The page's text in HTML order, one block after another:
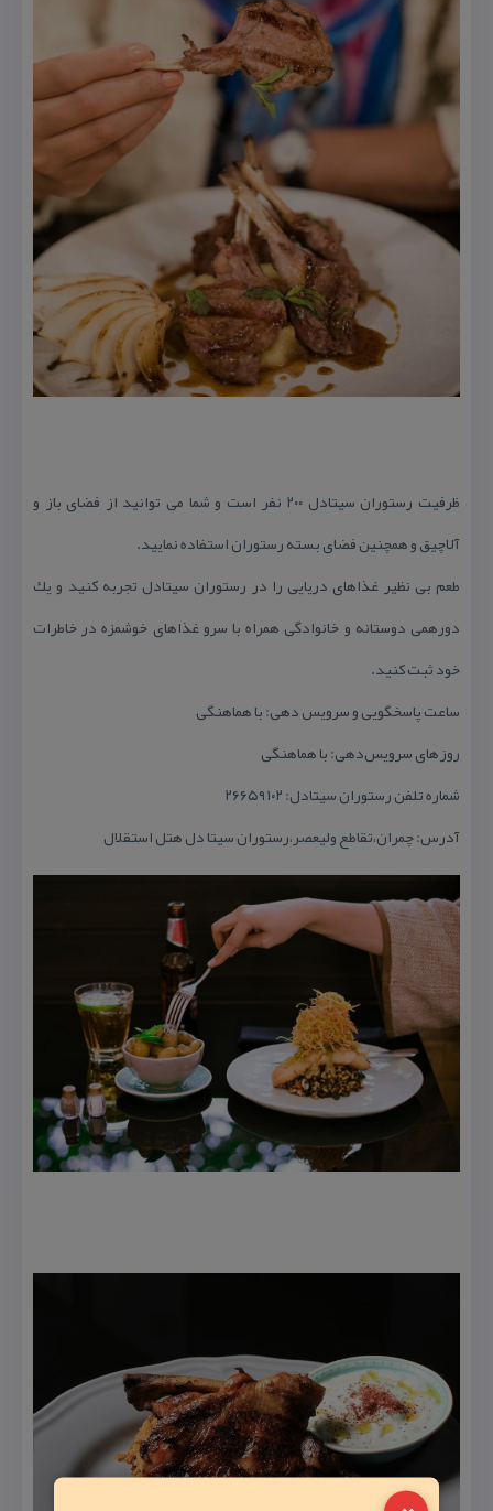
ظرفیت رستوران سیتادل ۲۰۰ نفر است و شما می توانید از فضای باز و
آلاچیق و همچنین فضای بسته رستوران استفاده نمایید.
طعم بی نظیر غذاهای دریایی را در رستوران سیتادل تجربه كنید و یك
دورهمی دوستانه و خانوادگی همراه با سرو غذاهای خوشمزه در خاطرات
خود ثبت كنید.
ساعت پاسخگویی و سرویس دهی: با هماهنگی
روزهای سرویس‌دهی: با هماهنگی
شماره تلفن رستوران سیتادل: ۲۶۶۵۹۱۰۲
آدرس: چمران،تقاطع ولیعصر،رستوران سیتا دل هتل استقلال